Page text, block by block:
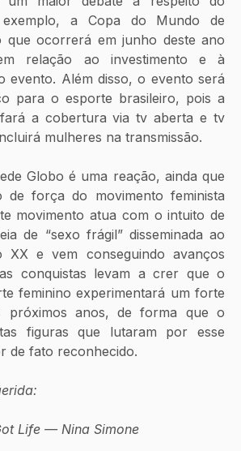
exemplo, a Copa do Mundo de
que ocorrerá em junho deste ano
relação ao investimento e à
evento. Além disso, o evento será
para o esporte brasileiro, pois a
a cobertura via tv aberta e tv
mulheres na transmissão.
Globo é uma reação, ainda que
de força do movimento feminista
movimento atua com o intuito de
de “sexo frágil” disseminada ao
XX e vem conseguindo avanços
conquistas levam a crer que o
feminino experimentará um forte
próximos anos, de forma que o
figuras que lutaram por esse
de fato reconhecido.
Life — Nina Simone